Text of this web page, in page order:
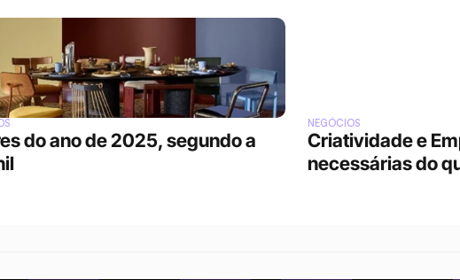
do ano de 2025, segundo a
NEGÓCIOS
Criatividade e
necessárias do